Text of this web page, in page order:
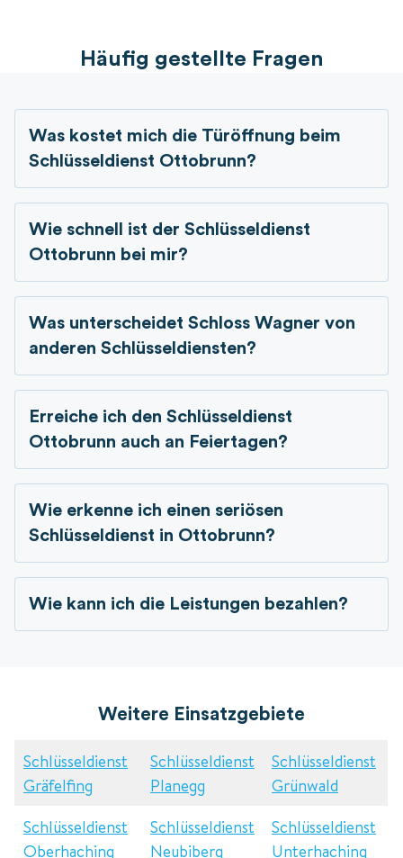
Häufig gestellte Fragen
Was kostet mich die Türöffnung beim
Schlüsseldienst Ottobrunn?
Wie schnell ist der Schlüsseldienst
Ottobrunn bei mir?
Was unterscheidet Schloss Wagner von
anderen Schlüsseldiensten?
Erreiche ich den Schlüsseldienst
Ottobrunn auch an Feiertagen?
Wie erkenne ich einen seriösen
Schlüsseldienst in Ottobrunn?
Wie kann ich die Leistungen bezahlen?
Weitere Einsatzgebiete
Schlüsseldienst
Gräfelfing
Schlüsseldienst
Planegg
Schlüsseldienst
Grünwald
Schlüsseldienst
Oberhaching
Schlüsseldienst
Neubiberg
Schlüsseldienst
Unterhaching